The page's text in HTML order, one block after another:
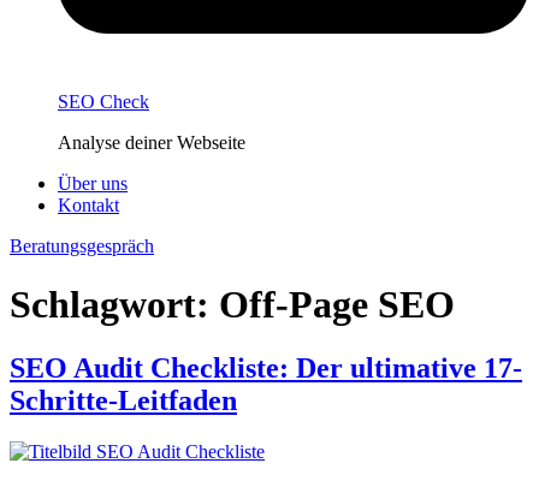
SEO Check
Analyse deiner Webseite
Über uns
Kontakt
Beratungsgespräch
Schlagwort: Off-Page SEO
SEO Audit Checkliste: Der ultimative 17-
Schritte-Leitfaden